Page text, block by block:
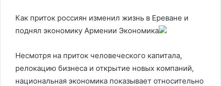
Как приток россиян изменил жизнь в Ереване и
поднял экономику Армении Экономика
Несмотря на приток человеческого капитала,
релокацию бизнеса и открытие новых компаний,
национальная экономика показывает относительно